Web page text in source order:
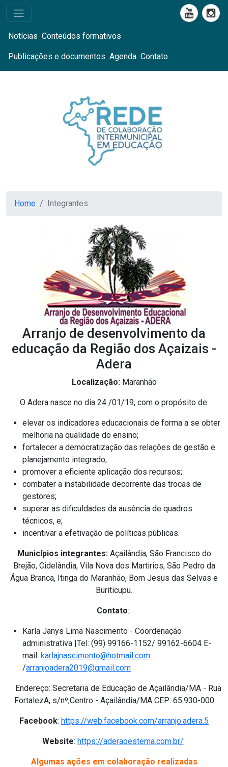
Notícias Conteúdos formativos
Publicações e documentos Agenda Contato
Home Integrantes
Arranjo de desenvolvimento da
educação da Região dos Açaizais -
Adera
Localização:Maranhão
O Adera nasce no dia 24 /01/19, com o propósito de:
elevar os indicadores educacionais de forma a se obter
melhoria na qualidade do ensino;
fortalecer a democratização das relações de gestão e
planejamento integrado;
promover a eficiente aplicação dos recursos;
combater a instabilidade decorrente das trocas de
gestores;
superar as dificuldades da ausência de quadros
técnicos, e;
incentivar a efetivação de políticas públicas.
Municípios integrantes:Açailândia, São Francisco do
Brejão, Cidelândia, Vila Nova dos Martirios, São Pedro da
Água Branca, Itinga do Maranhão, Bom Jesus das Selvas e
Buriticupu.
Contato:
Karla Janys Lima Nascimento - Coordenação
administrativa |Tel: (99) 99166-1152/ 99162-6604 E-
mail: karlajnascimento@hotmail.com
/arranjoadera2019@gmail.com
Endereço: Secretaria de Educação de Açailândia/MA - Rua
FortalezA, s/nº,Centro - Açailândia/MA CEP: 65.930-000
Facebook: https://web.facebook.com/arranjo.adera.5
Website: https://aderaoestema.com.br/
Algumas ações em colaboração realizadas